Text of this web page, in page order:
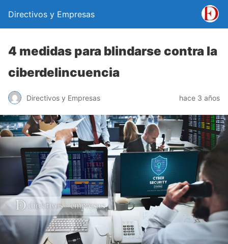
Directivos y Empresas
4 medidas para blindarse contra la
ciberdelincuencia
Directivos y Empresas hace 3 años